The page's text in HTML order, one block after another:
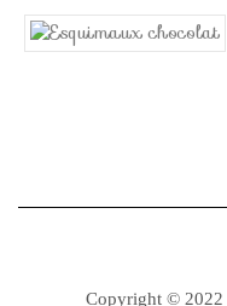
Copyright © 2022